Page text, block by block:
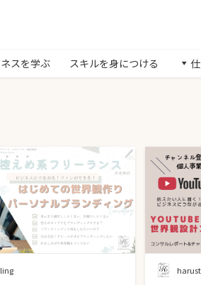
スを学ぶ スキルを身につける